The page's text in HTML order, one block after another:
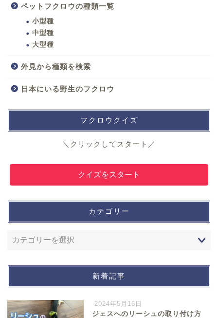
ペットフクロウの種類一覧
小型種
中型種
大型種
外見から種類を検索
日本にいる野生のフクロウ
フクロウクイズ
＼クリックしてスタート／
クイズをスタート
カテゴリー
新着記事
2024年5月16日
ジェスへのリーシュの取り付け方